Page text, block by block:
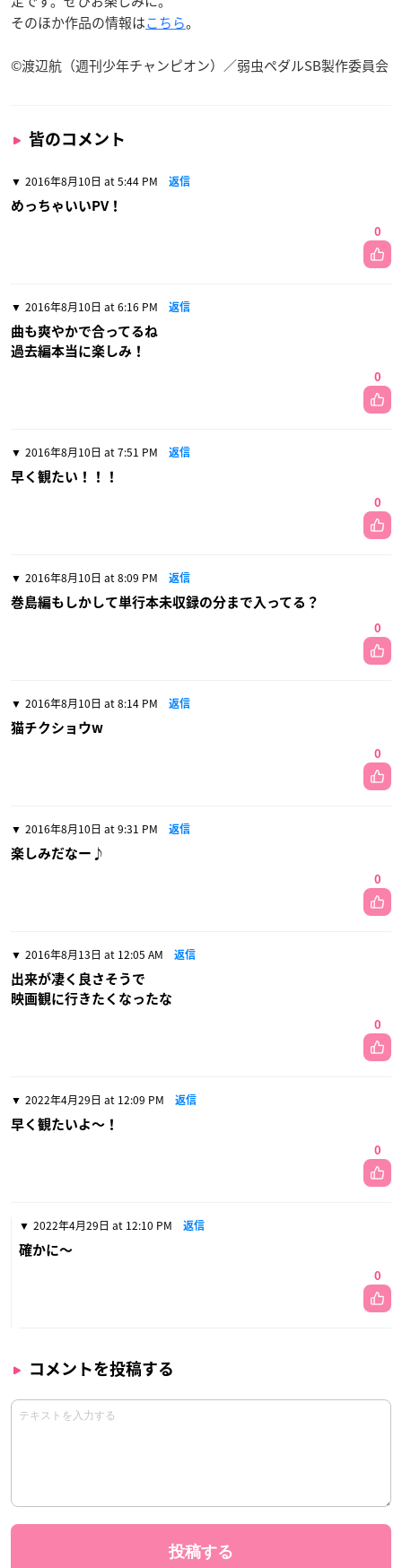
そのほか作品の情報はこちら。
©渡辺航（週刊少年チャンピオン）／弱虫ペダルSB製作委員会
皆のコメント
2016年8月10日 at 5:44 PM 返信
めっちゃいいPV！
0
2016年8月10日 at 6:16 PM 返信
曲も爽やかで合ってるね
過去編本当に楽しみ！
0
2016年8月10日 at 7:51 PM 返信
早く観たい！！！
0
2016年8月10日 at 8:09 PM 返信
巻島編もしかして単行本未収録の分まで入ってる？
0
2016年8月10日 at 8:14 PM 返信
猫チクショウw
0
2016年8月10日 at 9:31 PM 返信
楽しみだなー♪
0
2016年8月13日 at 12:05 AM 返信
出来が凄く良さそうで
映画観に行きたくなったな
0
2022年4月29日 at 12:09 PM 返信
早く観たいよ〜！
0
2022年4月29日 at 12:10 PM 返信
確かに〜
0
コメントを投稿する